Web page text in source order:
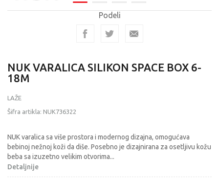
Podeli
NUK VARALICA SILIKON SPACE BOX 6-
18M
LAŽE
Šifra artikla: NUK736322
NUK varalica sa više prostora i modernog dizajna, omogućava
bebinoj nežnoj koži da diše. Posebno je dizajnirana za osetljivu kožu
beba sa izuzetno velikim otvorima...
Detaljnije